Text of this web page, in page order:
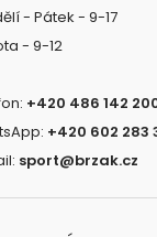
- Pátek - 9-17
- 9-12
+420 486 142
+420 602 283
sport@brzak.cz